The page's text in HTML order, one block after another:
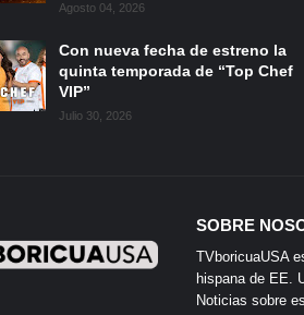
Agosto 04, 2026
Con nueva fecha de estreno la
quinta temporada de “Top Chef
VIP”
Julio 30, 2026
SOBRE
TVboricuaUSA
hispana de EE.
Noticias sobre